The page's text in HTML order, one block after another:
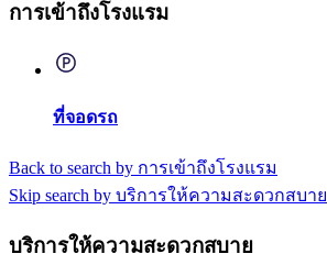
การเข้าถึงโรงแรม
ที่จอดรถ
Back to search by การเข้าถึงโรงแรม
Skip search by บริการให้ความสะดวกสบาย
บริการให้ความสะดวกสบาย